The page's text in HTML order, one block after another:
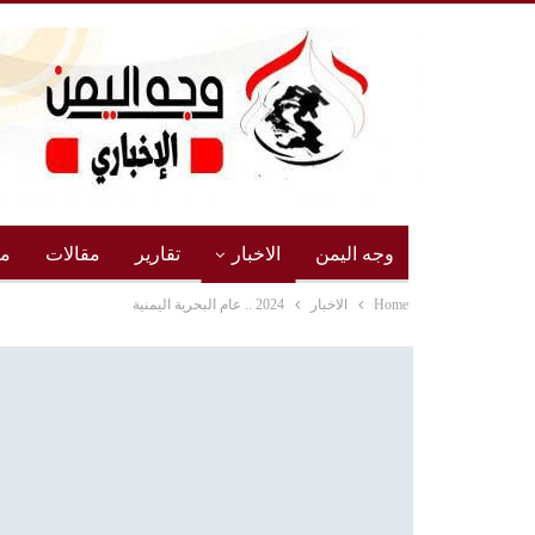
وجه اليمن الاخبار تقارير مقالات
Home الاخبار 2024 .. عام البحرية اليمنية